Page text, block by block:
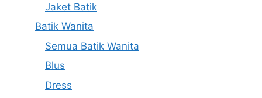
Jaket Batik
Batik Wanita
Semua Batik Wanita
Blus
Dress